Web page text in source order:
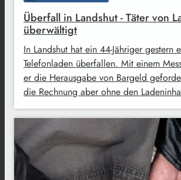
Überfall in Landshut - Täter von
überwältigt
In Landshut hat ein 44-Jähriger gestern
Telefonladen überfallen. Mit einem
er die Herausgabe von Bargeld
die Rechnung aber ohne den